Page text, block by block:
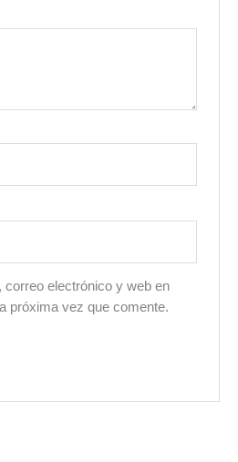
correo electrónico y web en
próxima vez que comente.